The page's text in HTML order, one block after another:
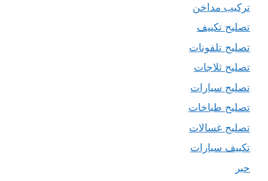
تركيب مداخن
تصليح تكييف
تصليح تلفونات
تصليح ثلاجات
تصليح سيارات
تصليح طباخات
تصليح غسالات
تكييف سيارات
حبر